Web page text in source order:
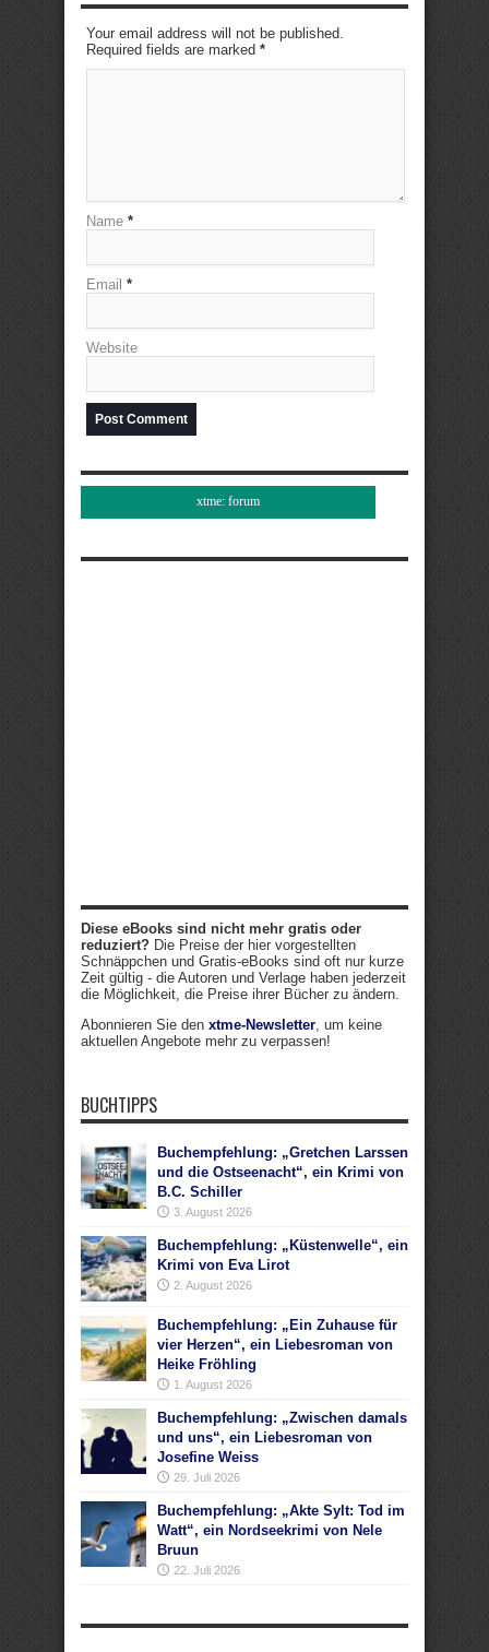
Your email address will not be published.
Required fields are marked *
Name *
Email *
Website
xtme: forum
Diese eBooks sind nicht mehr gratis oder
reduziert? Die Preise der hier vorgestellten
Schnäppchen und Gratis-eBooks sind oft nur kurze
Zeit gültig - die Autoren und Verlage haben jederzeit
die Möglichkeit, die Preise ihrer Bücher zu ändern.
Abonnieren Sie den xtme-Newsletter, um keine
aktuellen Angebote mehr zu verpassen!
BUCHTIPPS
Buchempfehlung: „Gretchen Larssen
und die Ostseenacht“, ein Krimi von
B.C. Schiller
3. August 2026
Buchempfehlung: „Küstenwelle“, ein
Krimi von Eva Lirot
2. August 2026
Buchempfehlung: „Ein Zuhause für
vier Herzen“, ein Liebesroman von
Heike Fröhling
1. August 2026
Buchempfehlung: „Zwischen damals
und uns“, ein Liebesroman von
Josefine Weiss
29. Juli 2026
Buchempfehlung: „Akte Sylt: Tod im
Watt“, ein Nordseekrimi von Nele
Bruun
22. Juli 2026